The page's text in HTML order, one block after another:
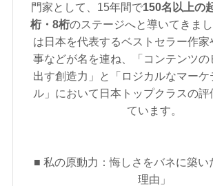
門家として、15年間で150名以上の
桁・8桁のステージへと導いてきま
は日本を代表するベストセラー作家
事などが名を連ね、「コンテンツの
出す創造力」と「ロジカルなマーケ
ル」において日本トップクラスの
ています。
■ 私の原動力：悔しさをバネに築い
理由」